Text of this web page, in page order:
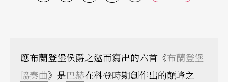
應布蘭登堡侯爵之邀而寫出的六首《布蘭登堡
協奏曲》是巴赫在科登時期創作出的顛峰之